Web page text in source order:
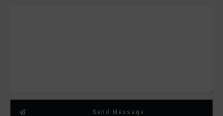
Send Message